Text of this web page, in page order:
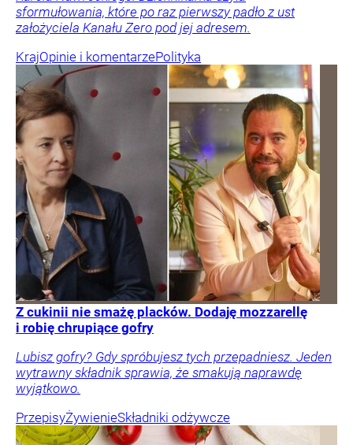
sformułowania, które po raz pierwszy padło z ust
założyciela Kanału Zero pod jej adresem.
KrajOpinie i komentarzePolityka
Z cukinii nie smażę placków. Dodaję mozzarellę
i robię chrupiące gofry
Lubisz gofry? Gdy spróbujesz tych przepadniesz. Jeden
wytrawny składnik sprawia, że smakują naprawdę
wyjątkowo.
PrzepisyŻywienieSkładniki odżywcze